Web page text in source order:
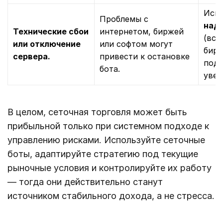
Технические сбои
или отключение
сервера.
Проблемы с
интернетом, биржей
или софтом могут
привести к остановке
бота.
В целом, сеточная торговля может быть
прибыльной только при системном подходе к
управлению рисками. Используйте сеточные
боты, адаптируйте стратегию под текущие
рыночные условия и контролируйте их работу
— тогда они действительно станут
источником стабильного дохода, а не стресса.